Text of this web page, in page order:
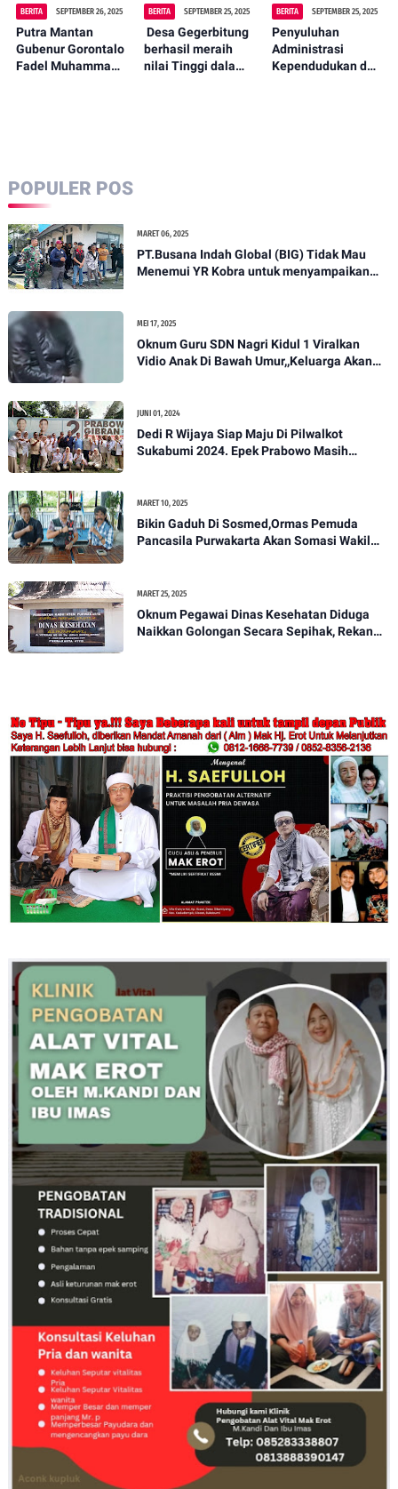
BERITA SEPTEMBER 26, 2025
Putra Mantan
Gubenur Gorontalo
Fadel Muhammad,
BERITA SEPTEMBER 25, 2025
‎ Desa Gegerbitung
berhasil meraih
nilai Tinggi dalam
BERITA SEPTEMBER 25, 2025
Penyuluhan
Administrasi
Kependudukan dan
POPULER POS
MARET 06, 2025
PT.Busana Indah Global (BIG) Tidak Mau
Menemui YR Kobra untuk menyampaikan
MEI 17, 2025
Oknum Guru SDN Nagri Kidul 1 Viralkan
Vidio Anak Di Bawah Umur,,Keluarga Akan
JUNI 01, 2024
Dedi R Wijaya Siap Maju Di Pilwalkot
Sukabumi 2024. Epek Prabowo Masih
MARET 10, 2025
Bikin Gaduh Di Sosmed,Ormas Pemuda
Pancasila Purwakarta Akan Somasi Wakil
MARET 25, 2025
Oknum Pegawai Dinas Kesehatan Diduga
Naikkan Golongan Secara Sepihak, Rekan